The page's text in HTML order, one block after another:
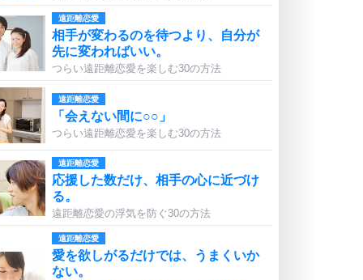
遠距離恋愛
相手が変わるのを待つより、自分が
先に変わればいい。
つらい遠距離恋愛を楽しむ30の方法
遠距離恋愛
「会えない間に○○」
つらい遠距離恋愛を楽しむ30の方法
遠距離恋愛
応援した数だけ、相手の心に近づけ
る。
遠距離恋愛の浮気を防ぐ30の方法
遠距離恋愛
愛を欲しがるだけでは、うまくいか
ない。